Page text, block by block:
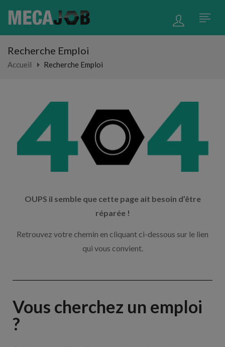
Recherche Emploi
Accueil Recherche Emploi
OUPS il semble que cette page ait besoin d’être
réparée !
Retrouvez votre chemin en cliquant ci-dessous sur le lien
qui vous convient.
Vous cherchez un emploi
?